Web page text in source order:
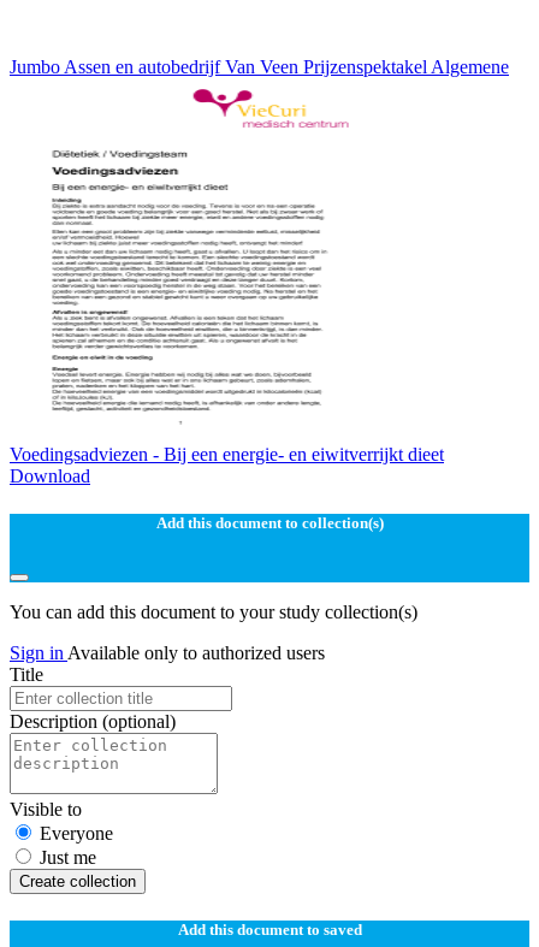
Jumbo Assen en autobedrijf Van Veen Prijzenspektakel Algemene
Voedingsadviezen - Bij een energie- en eiwitverrijkt dieet
Download
Add this document to collection(s)
You can add this document to your study collection(s)
Sign in Available only to authorized users
Title
Description (optional)
Visible to
Everyone
Just me
Create collection
Add this document to saved